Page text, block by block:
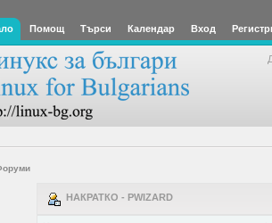
Помощ Търси Календар Вход
НАКРАТКО - PWIZARD